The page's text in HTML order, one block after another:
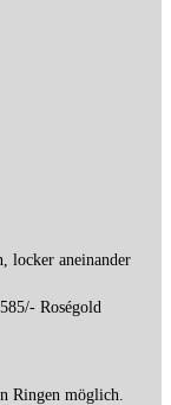
locker aneinander
Roségold
Ringen möglich.